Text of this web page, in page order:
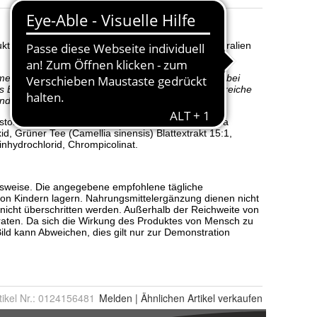
Nr.: 0124156481 Melden | Ähnlichen Artikel verkaufen